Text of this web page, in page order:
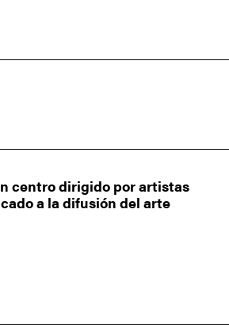
centro dirigido por artistas
a la difusión del arte